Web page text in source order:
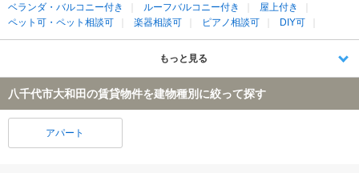
ベランダ・バルコニー付き
ルーフバルコニー付き
屋上付き
ペット可・ペット相談可
楽器相談可 ピアノ相談可 DIY可
もっと見る
八千代市大和田の賃貸物件を建物種別に絞って探す
アパート